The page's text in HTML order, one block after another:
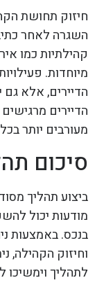
חיזוק תחושת
השגרה לאחר
קהילתיות כמו
מיוחדות.
הדיירים, אלא גם
הדיירים
מעורבים יותר
סיכום
ביצוע תהליך
מודעות יכול
בנכס. באמצעות
וחיזוק הקהילה,
לתהליך וימשיכו